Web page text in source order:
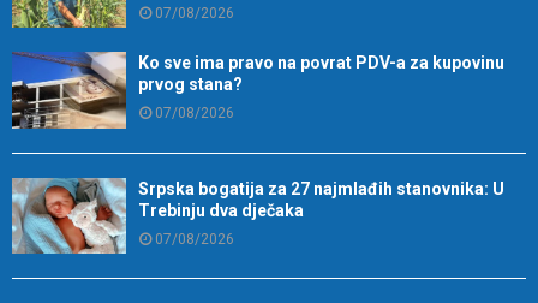
07/08/2026
Ko sve ima pravo na povrat PDV-a za kupovinu
prvog stana?
07/08/2026
Srpska bogatija za 27 najmlađih stanovnika: U
Trebinju dva dječaka
07/08/2026